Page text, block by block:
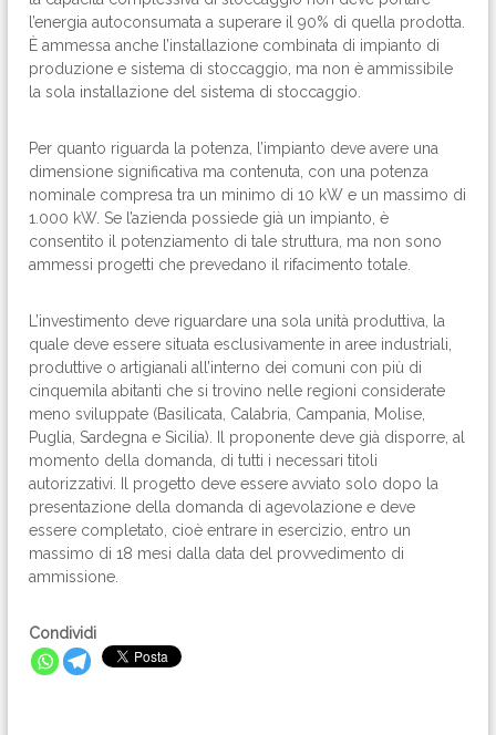
l’energia autoconsumata a superare il 90% di quella prodotta.
È ammessa anche l’installazione combinata di impianto di
produzione e sistema di stoccaggio, ma non è ammissibile
la sola installazione del sistema di stoccaggio.
Per quanto riguarda la potenza, l’impianto deve avere una
dimensione significativa ma contenuta, con una potenza
nominale compresa tra un minimo di 10 kW e un massimo di
1.000 kW. Se l’azienda possiede già un impianto, è
consentito il potenziamento di tale struttura, ma non sono
ammessi progetti che prevedano il rifacimento totale.
L’investimento deve riguardare una sola unità produttiva, la
quale deve essere situata esclusivamente in aree industriali,
produttive o artigianali all’interno dei comuni con più di
cinquemila abitanti che si trovino nelle regioni considerate
meno sviluppate (Basilicata, Calabria, Campania, Molise,
Puglia, Sardegna e Sicilia). Il proponente deve già disporre, al
momento della domanda, di tutti i necessari titoli
autorizzativi. Il progetto deve essere avviato solo dopo la
presentazione della domanda di agevolazione e deve
essere completato, cioè entrare in esercizio, entro un
massimo di 18 mesi dalla data del provvedimento di
ammissione.
Condividi